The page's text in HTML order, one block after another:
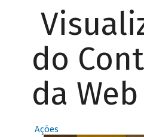
do
da Web
Ações